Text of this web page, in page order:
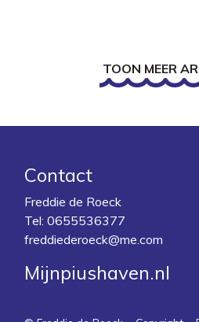
TOON MEER
Contact
Freddie de Roeck
Tel: 0655536377
freddiederoeck@me.com
Mijnpiushaven.nl